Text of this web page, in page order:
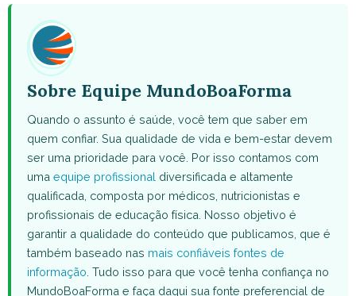
Sobre Equipe MundoBoaForma
Quando o assunto é saúde, você tem que saber em
quem confiar. Sua qualidade de vida e bem-estar devem
ser uma prioridade para você. Por isso contamos com
uma equipe profissional diversificada e altamente
qualificada, composta por médicos, nutricionistas e
profissionais de educação física. Nosso objetivo é
garantir a qualidade do conteúdo que publicamos, que é
também baseado nas mais confiáveis fontes de
informação . Tudo isso para que você tenha confiança no
MundoBoaForma e faça daqui sua fonte preferencial de